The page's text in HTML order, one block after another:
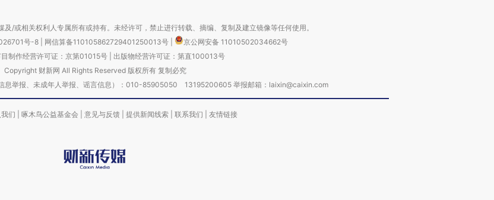
/或相关权利人专属所有或持有。未经许可，禁止进行转载、摘编、复制及建立镜像等任何使用。
号-8 网信算备110105862729401250013号
京公网安备 11010502034662号
制作经营许可证：京第01015号| 出版物经营许可证：第直100013号
Copyright 财新网 All Rights Reserved 版权所有 复制必究
息举报、未成年人举报、谣言信息）：010-85905050 13195200605 举报邮箱：laixin@caixin.com
们 啄木鸟公益基金会 意见与反馈 提供新闻线索 联系我们 友情链接